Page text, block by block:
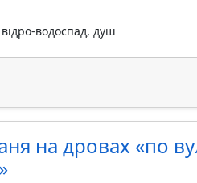
водоспад, душ
на дровах «по